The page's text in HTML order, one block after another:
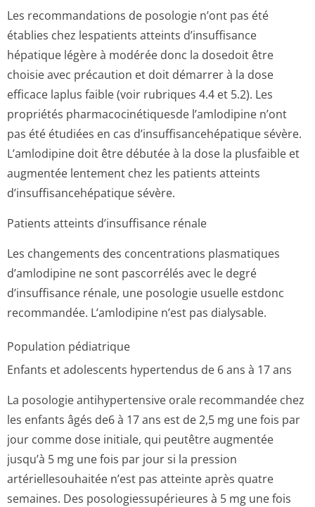
Les recommandations de posologie n’ont pas été
établies chez lespatients atteints d’insuffisance
hépatique légère à modérée donc la dosedoit être
choisie avec précaution et doit démarrer à la dose
efficace laplus faible (voir rubriques 4.4 et 5.2). Les
propriétés pharmacocinéti­quesde l’amlodipine n’ont
pas été étudiées en cas d’insuffisance­hépatique sévère.
L’amlodipine doit être débutée à la dose la plusfaible et
augmentée lentement chez les patients atteints
d’insuffisance­hépatique sévère.
Patients atteints d’insuffisance rénale
Les changements des concentrations plasmatiques
d’amlodipine ne sont pascorrélés avec le degré
d’insuffisance rénale, une posologie usuelle estdonc
recommandée. L’amlodipine n’est pas dialysable.
Population pédiatrique
Enfants et adolescents hypertendus de 6 ans à 17 ans
La posologie antihypertensive orale recommandée chez
les enfants âgés de6 à 17 ans est de 2,5 mg une fois par
jour comme dose initiale, qui peutêtre augmentée
jusqu’à 5 mg une fois par jour si la pression
artériellesouhaitée n’est pas atteinte après quatre
semaines. Des posologiessupé­rieures à 5 mg une fois